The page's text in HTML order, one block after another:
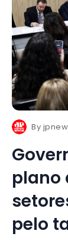
By
plano
pelo